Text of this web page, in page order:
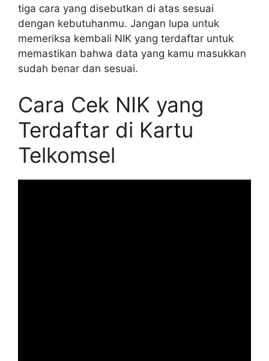
tiga cara yang disebutkan di atas sesuai
dengan kebutuhanmu. Jangan lupa untuk
memeriksa kembali NIK yang terdaftar untuk
memastikan bahwa data yang kamu masukkan
sudah benar dan sesuai.
Cara Cek NIK yang
Terdaftar di Kartu
Telkomsel